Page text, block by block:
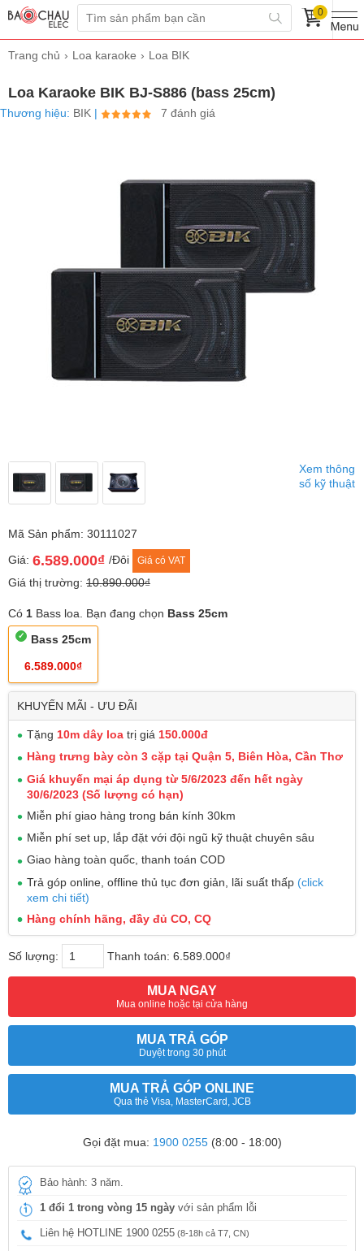
0
Trang chủ Loa karaoke Loa BIK
Loa Karaoke BIK BJ-S886 (bass 25cm)
Thương hiệu: BIK | 7 đánh giá
Xem thông
số kỹ thuật
Mã Sản phẩm: 30111027
Giá: 6.589.000₫ /Đôi Giá có VAT
Giá thị trường: 10.890.000₫
Có 1 Bass loa. Bạn đang chọn Bass 25cm
Bass 25cm
6.589.000₫
KHUYẾN MÃI - ƯU ĐÃI
Tặng 10m dây loa trị giá 150.000đ
Hàng trưng bày còn 3 cặp tại Quận 5, Biên Hòa, Cần Thơ
Giá khuyến mại áp dụng từ 5/6/2023 đến hết ngày
30/6/2023 (Số lượng có hạn)
Miễn phí giao hàng trong bán kính 30km
Miễn phí set up, lắp đặt với đội ngũ kỹ thuật chuyên sâu
Giao hàng toàn quốc, thanh toán COD
Trả góp online, offline thủ tục đơn giản, lãi suất thấp (click
xem chi tiết)
Hàng chính hãng, đầy đủ CO, CQ
Số lượng: Thanh toán: 6.589.000₫
MUA NGAY
Mua online hoặc tại cửa hàng
MUA TRẢ GÓP
Duyệt trong 30 phút
MUA TRẢ GÓP ONLINE
Qua thẻ Visa, MasterCard, JCB
Gọi đặt mua: 1900 0255(8:00 - 18:00)
Bảo hành: 3 năm.
1 đổi 1 trong vòng 15 ngày với sản phẩm lỗi
Liên hệ HOTLINE 1900 0255 (8-18h cả T7, CN)